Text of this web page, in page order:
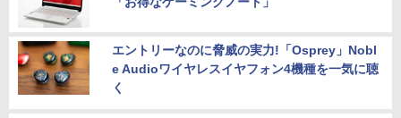
エントリーなのに脅威の実力!「Osprey」Nobl
e Audioワイヤレスイヤフォン4機種を一気に聴
く